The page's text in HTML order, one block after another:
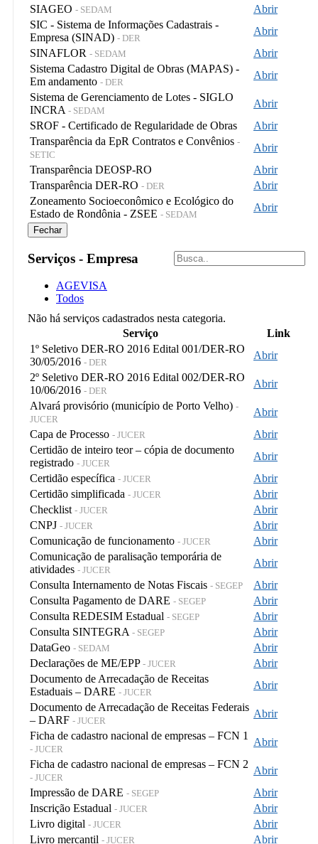
SIAGEO - SEDAM
Abrir
SIC - Sistema de Informações Cadastrais -
Empresa (SINAD) - DER
Abrir
SINAFLOR - SEDAM
Abrir
Sistema Cadastro Digital de Obras (MAPAS) -
Em andamento - DER
Abrir
Sistema de Gerenciamento de Lotes - SIGLO
INCRA - SEDAM
Abrir
SROF - Certificado de Regularidade de Obras
Abrir
Transparência da EpR Contratos e Convênios -
SETIC
Abrir
Transparência DEOSP-RO
Abrir
Transparência DER-RO - DER
Abrir
Zoneamento Socioeconômico e Ecológico do
Estado de Rondônia - ZSEE - SEDAM
Abrir
Fechar
Serviços - Empresa
AGEVISA
Todos
Não há serviços cadastrados nesta categoria.
Serviço
Link
1º Seletivo DER-RO 2016 Edital 001/DER-RO
30/05/2016 - DER
Abrir
2º Seletivo DER-RO 2016 Edital 002/DER-RO
10/06/2016 - DER
Abrir
Alvará provisório (município de Porto Velho) -
JUCER
Abrir
Capa de Processo - JUCER
Abrir
Certidão de inteiro teor – cópia de documento
registrado - JUCER
Abrir
Certidão específica - JUCER
Abrir
Certidão simplificada - JUCER
Abrir
Checklist - JUCER
Abrir
CNPJ - JUCER
Abrir
Comunicação de funcionamento - JUCER
Abrir
Comunicação de paralisação temporária de
atividades - JUCER
Abrir
Consulta Internamento de Notas Fiscais - SEGEP
Abrir
Consulta Pagamento de DARE - SEGEP
Abrir
Consulta REDESIM Estadual - SEGEP
Abrir
Consulta SINTEGRA - SEGEP
Abrir
DataGeo - SEDAM
Abrir
Declarações de ME/EPP - JUCER
Abrir
Documento de Arrecadação de Receitas
Estaduais – DARE - JUCER
Abrir
Documento de Arrecadação de Receitas Federais
– DARF - JUCER
Abrir
Ficha de cadastro nacional de empresas – FCN 1
- JUCER
Abrir
Ficha de cadastro nacional de empresas – FCN 2
- JUCER
Abrir
Impressão de DARE - SEGEP
Abrir
Inscrição Estadual - JUCER
Abrir
Livro digital - JUCER
Abrir
Livro mercantil - JUCER
Abrir